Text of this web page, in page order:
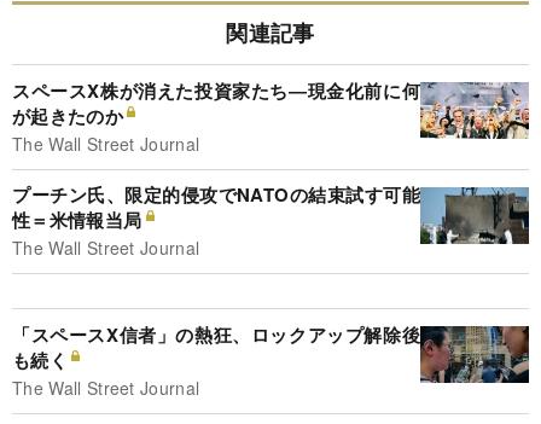
関連記事
スペースX株が消えた投資家たち―現金化前に何
が起きたのか
The Wall Street Journal
プーチン氏、限定的侵攻でNATOの結束試す可能
性＝米情報当局
The Wall Street Journal
「スペースX信者」の熱狂、ロックアップ解除後
も続く
The Wall Street Journal